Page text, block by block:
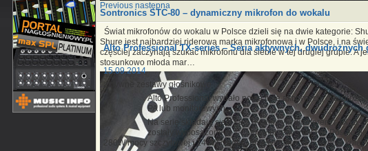
Sontronics STC-80 – dynamiczny mikrofon do wokalu
Świat mikrofonów do wokalu w Polsce dzieli się na dwie kategorie:
Shure jest najbardziej riderową marką mikrofonową i w Polsce, i na
częściej zaczynają szukać mikrofonu dla siebie w tej drugiej grupie. A
stosunkowo młoda mar…
Previous następna
Alto Professional TX-series – Seria aktywnych, dwudrożnych
15.09.2014
aktywne zestawy głośnikowe
Alto Professional wydało nową linię aktywnych,
PA lub monitorowych.
Na serię składają się TX8 z 8-calowym wooferem i TX10
zostały wyposażone w 1-calowy przetwornik HF.
280W mocy szczytowej i 140W ciągłej. Maksymalne SPL wynosi